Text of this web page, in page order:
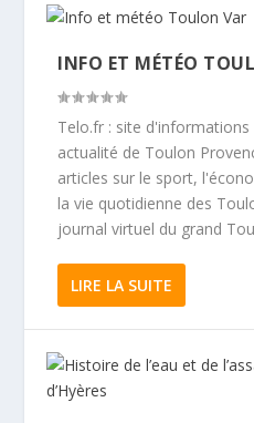
INFO ET MÉTÉO
Telo.fr : site
actualité de Toulon
articles sur le sport,
la vie quotidienne des
journal virtuel du grand
LIRE LA SUITE